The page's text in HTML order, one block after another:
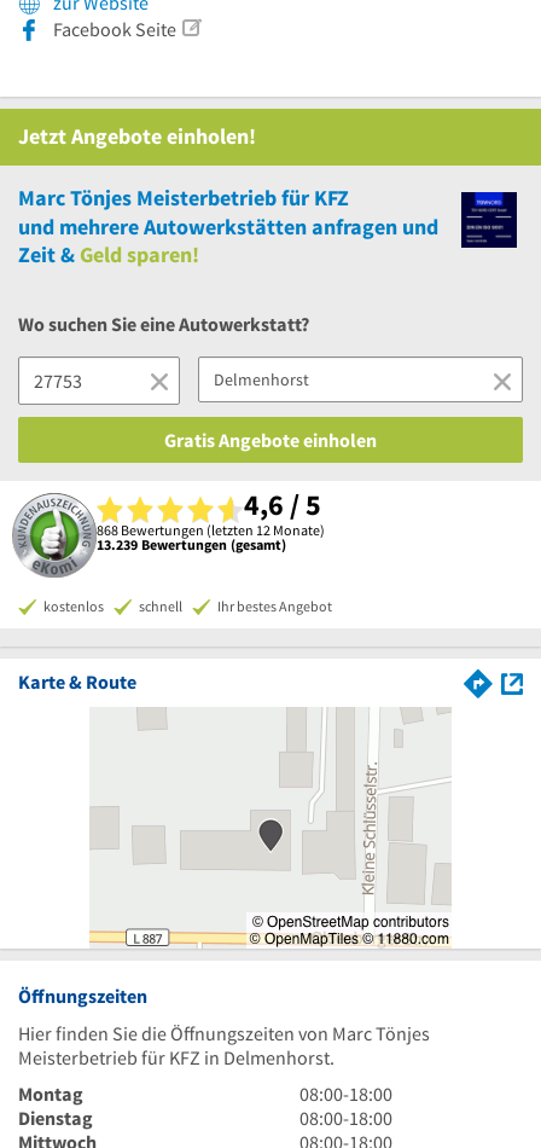
Facebook Seite
Jetzt Angebote einholen!
Marc Tönjes Meisterbetrieb für KFZ
und mehrereAutowerkstätten anfragen und
Zeit &Geld sparen!
Wo suchen Sie eine Autowerkstatt?
Gratis Angebote einholen
4,6 / 5
868 Bewertungen (letzten 12 Monate)
13.239 Bewertungen (gesamt)
kostenlos schnell Ihr bestes Angebot
Karte & Route
Öffnungszeiten
Hier finden Sie die Öffnungszeiten von Marc Tönjes
Meisterbetrieb für KFZ in Delmenhorst.
Montag
8
Uhr
bis
08:00-18:00
Dienstag
8
Uhr
08:00-18:00
Mittwoch
8
08:00-18:00